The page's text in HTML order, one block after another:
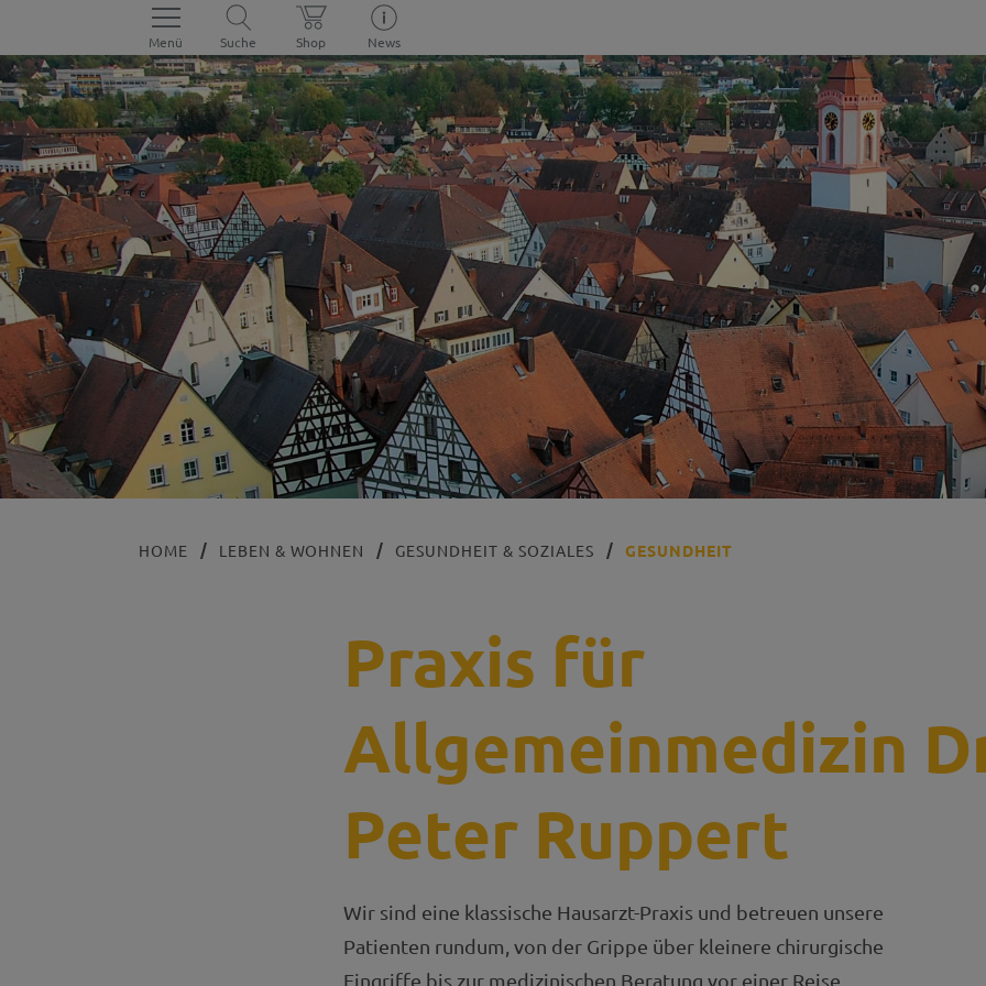
Menü Suche Shop News
HOME LEBEN & WOHNEN GESUNDHEIT & SOZIALES GESUNDHEIT
Praxis für
Allgemeinmedizin
Peter Ruppert
Wir sind eine klassische Hausarzt-Praxis und betreuen unsere
Patienten rundum, von der Grippe über kleinere chirurgische
Eingriffe bis zur medizinischen Beratung vor einer Reise.